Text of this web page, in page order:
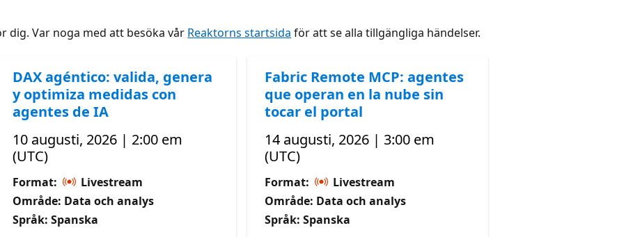
dig. Var noga med att besöka vår Reaktorns startsida för att se alla tillgängliga händelser.
DAX agéntico: valida, genera
y optimiza medidas con
agentes de IA
10 augusti, 2026 | 2:00 em
(UTC)
Format:
Livestream
Område: Data och analys
Språk: Spanska
Fabric Remote MCP: agentes
que operan en la nube sin
tocar el portal
14 augusti, 2026 | 3:00 em
(UTC)
Format:
Livestream
Område: Data och analys
Språk: Spanska